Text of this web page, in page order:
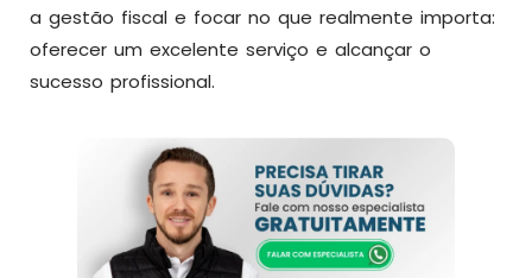
a gestão fiscal e focar no que realmente importa:
oferecer um excelente serviço e alcançar o
sucesso profissional.